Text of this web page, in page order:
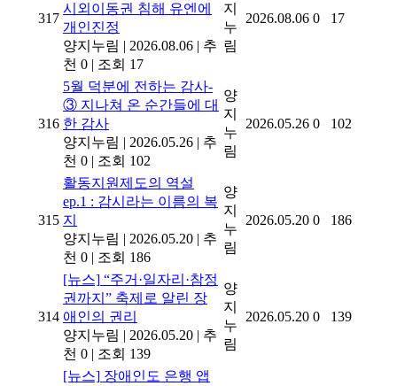
317
시외이동권 침해 유엔에
개인진정
양지누림 | 2026.08.06 | 추
천 0 | 조회 17
지
누
림
2026.08.06 0 17
316
5월 덕분에 전하는 감사-
③ 지나쳐 온 순간들에 대
한 감사
양지누림 | 2026.05.26 | 추
천 0 | 조회 102
양
지
누
림
2026.05.26 0 102
315
활동지원제도의 역설
ep.1 : 감시라는 이름의 복
지
양지누림 | 2026.05.20 | 추
천 0 | 조회 186
양
지
누
림
2026.05.20 0 186
314
[뉴스] “주거·일자리·참정
권까지” 축제로 알린 장
애인의 권리
양지누림 | 2026.05.20 | 추
천 0 | 조회 139
양
지
누
림
2026.05.20 0 139
[뉴스] 장애인도 은행 앱